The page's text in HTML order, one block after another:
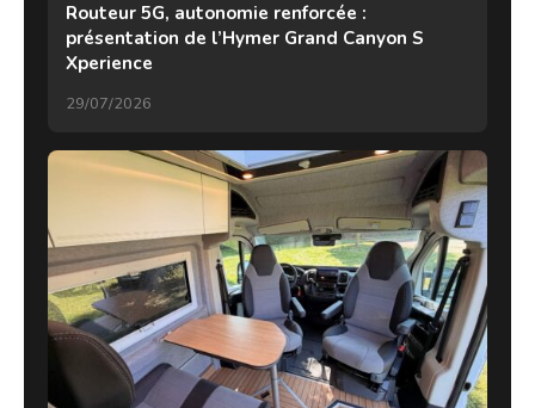
Routeur 5G, autonomie renforcée :
présentation de l’Hymer Grand Canyon S
Xperience
29/07/2026